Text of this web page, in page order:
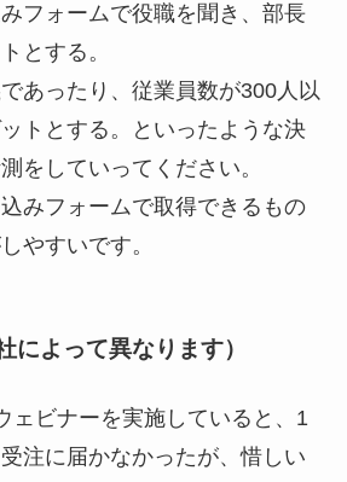
フォームで役職を聞き、部長
とする。
あったり、従業員数が300人以
トとする。といったような決
をしていってください。
みフォームで取得できるもの
やすいです。
によって異なります）
ェビナーを実施していると、1
注に届かなかったが、惜しい